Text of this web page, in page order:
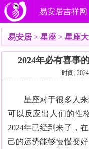
易安居吉祥网
易安居 > 星座 > 星座
2024年必有喜事
时间:
星座对于很多人来
可以反应出人们的性
2024年已经到来了，
己的运势能够慢慢变